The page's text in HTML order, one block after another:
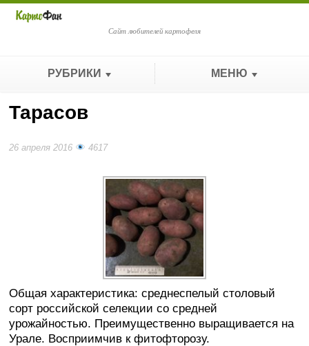
Сайт любителей картофеля
РУБРИКИ МЕНЮ
Тарасов
26 апреля 2016 4617
Общая характеристика: среднеспелый столовый
сорт российской селекции со средней
урожайностью. Преимущественно выращивается на
Урале. Восприимчив к фитофторозу.